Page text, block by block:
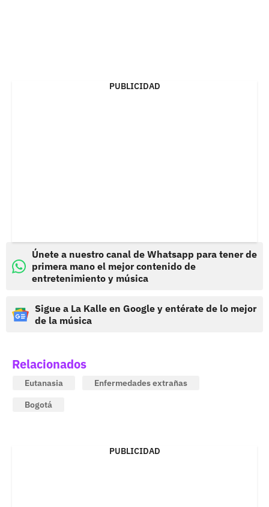
PUBLICIDAD
Únete a nuestro canal de Whatsapp para tener de
primera mano el mejor contenido de
entretenimiento y música
Sigue a La Kalle en Google y entérate de lo mejor
de la música
Relacionados
Eutanasia
Enfermedades extrañas
Bogotá
PUBLICIDAD